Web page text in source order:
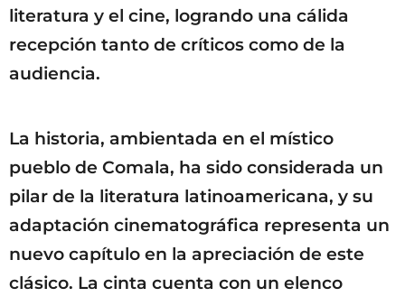
literatura y el cine, logrando una cálida
recepción tanto de críticos como de la
audiencia.
La historia, ambientada en el místico
pueblo de Comala, ha sido considerada un
pilar de la literatura latinoamericana, y su
adaptación cinematográfica representa un
nuevo capítulo en la apreciación de este
clásico. La cinta cuenta con un elenco